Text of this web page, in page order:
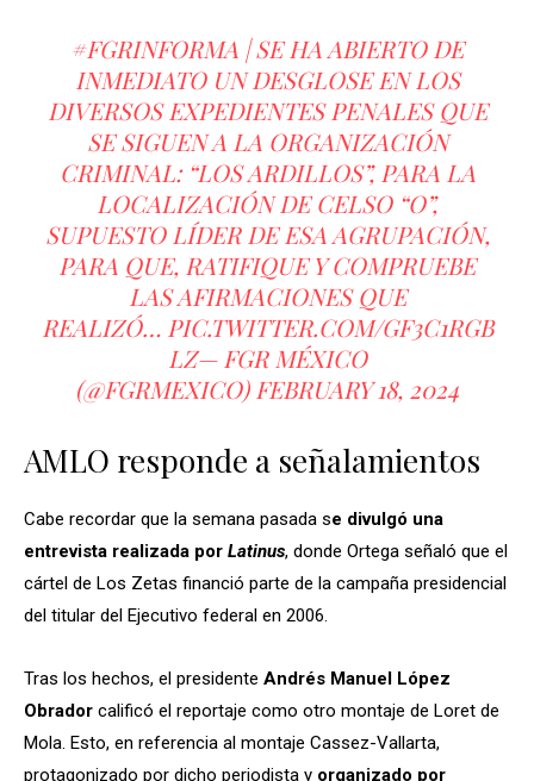
#FGRINFORMA | SE HA ABIERTO DE
INMEDIATO UN DESGLOSE EN LOS
DIVERSOS EXPEDIENTES PENALES QUE
SE SIGUEN A LA ORGANIZACIÓN
CRIMINAL: “LOS ARDILLOS”, PARA LA
LOCALIZACIÓN DE CELSO “O”,
SUPUESTO LÍDER DE ESA AGRUPACIÓN,
PARA QUE, RATIFIQUE Y COMPRUEBE
LAS AFIRMACIONES QUE
REALIZÓ… PIC.TWITTER.COM/GF3C1RGB
LZ— FGR MÉXICO
(@FGRMEXICO) FEBRUARY 18, 2024
AMLO responde a señalamientos
Cabe recordar que la semana pasada se divulgó una
entrevista realizada por Latinus, donde Ortega señaló que el
cártel de Los Zetas financió parte de la campaña presidencial
del titular del Ejecutivo federal en 2006.
Tras los hechos, el presidente Andrés Manuel López
Obrador calificó el reportaje como otro montaje de Loret de
Mola. Esto, en referencia al montaje Cassez-Vallarta,
protagonizado por dicho periodista y organizado por